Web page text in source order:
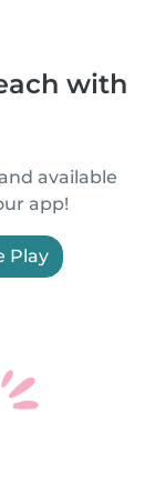
with
available
app!
Play